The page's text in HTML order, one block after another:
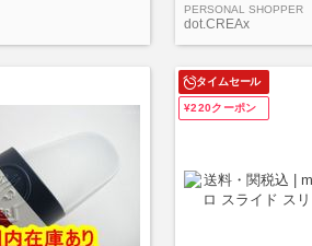
PERSONAL SHOPPER
dot.CREAx
タイムセール
¥220クーポン